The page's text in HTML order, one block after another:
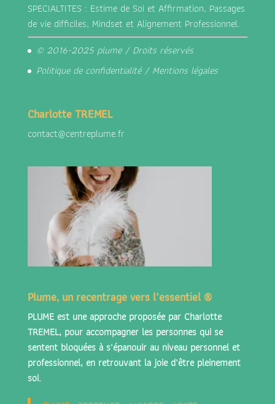
SPECIALTITES : Estime de Soi et Affirmation, Passages
de vie difficiles, Mindset et Alignement Professionnel.
© 2016-2025 plume / Droits réservés
Politique de confidentialité/ Mentions légales
Charlotte TREMEL
contact@centreplume.fr
Plume, un recentrage vers l’essentiel ®
PLUME est une approche proposée par Charlotte
TREMEL, pour accompagner les personnes qui se
sentent bloquées à s'épanouir au niveau personnel et
professionnel, en retrouvant la joie d'être pleinement
soi.